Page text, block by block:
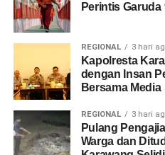
Perintis
REGIONAL 3 hari
Kapolresta
dengan Insan
Bersama Media
REGIONAL 3 hari
Pulang
Warga dan